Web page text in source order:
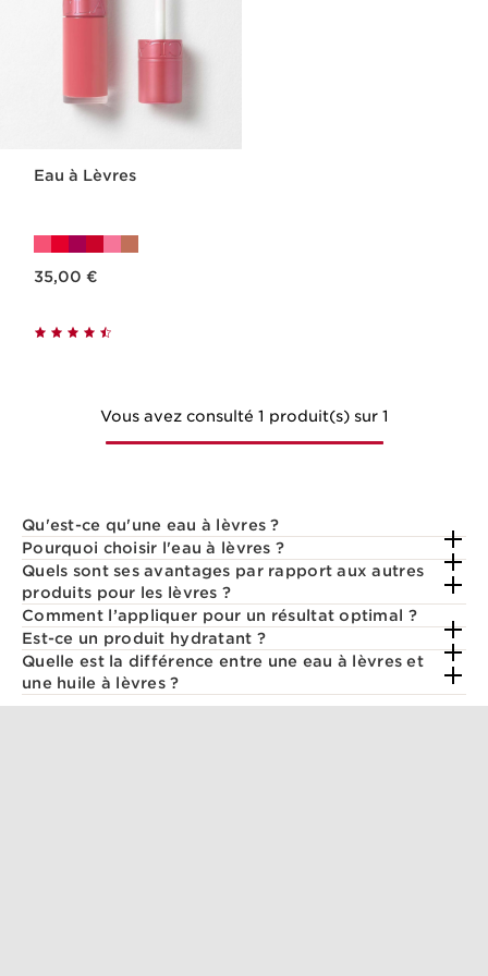
Eau à Lèvres
35,00 €
Vous avez consulté 1 produit(s) sur 1
Qu'est-ce qu'une eau à lèvres ?
Pourquoi choisir l'eau à lèvres ?
Quels sont ses avantages par rapport aux autres
produits pour les lèvres ?
Comment l’appliquer pour un résultat optimal ?
Est-ce un produit hydratant ?
Quelle est la différence entre une eau à lèvres et
une huile à lèvres ?